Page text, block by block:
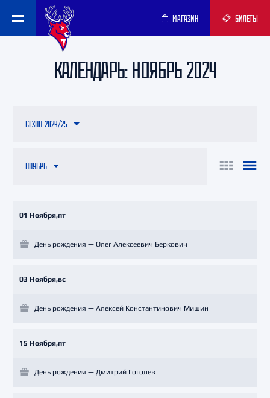
МАГАЗИН БИЛЕТЫ
КАЛЕНДАРЬ: НОЯБРЬ 2024
НОЯБРЬ
СЕЗОН 2024/25
01 Ноября,пт
День рождения — Олег Алексеевич Беркович
03 Ноября,вс
День рождения — Алексей Константинович Мишин
15 Ноября,пт
День рождения — Дмитрий Гоголев